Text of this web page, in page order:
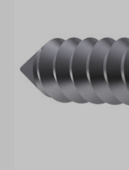
Retomas
Pedidos de cotação